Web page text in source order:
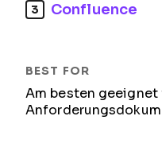
3 Confluence
Am besten